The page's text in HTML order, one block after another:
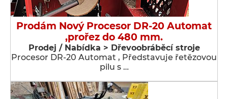
Prodám Nový Procesor DR-20 Automat
,prořez do 480 mm.
Prodej / Nabídka > Dřevoobráběcí stroje
Procesor DR-20 Automat , Představuje řetězovou
pilu s …